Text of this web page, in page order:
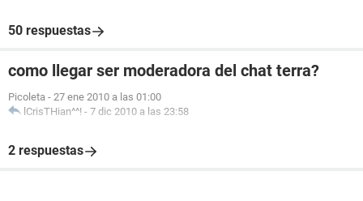
50 respuestas
como llegar ser moderadora del chat terra?
Picoleta - 27 ene 2010 a las 01:00
lCrisTHian^^! - 7 dic 2010 a las 23:58
2 respuestas